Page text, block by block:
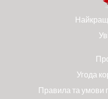
Угода
Правила та умови